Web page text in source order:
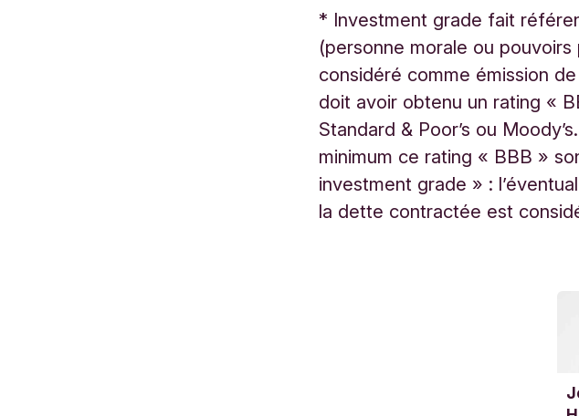
* Investment grade fait
(personne morale ou
considéré comme émission
doit avoir obtenu un rating «
Standard & Poor’s ou
minimum ce rating « BBB »
investment grade » :
la dette contractée est